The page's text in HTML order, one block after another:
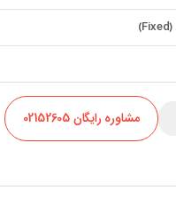
مشاوره رایگان 02152605